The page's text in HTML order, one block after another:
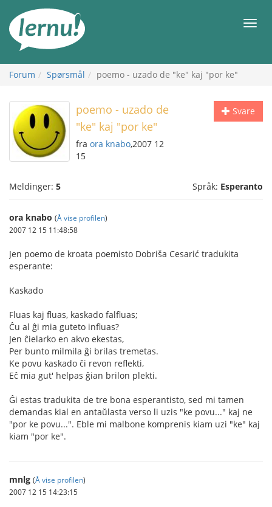
innholdet
Meny
Forum Spørsmål poemo - uzado de "ke" kaj "por ke"
Svare
poemo - uzado de
"ke" kaj "por ke"
fra ora knabo,2007 12
15
Meldinger: 5 Språk: Esperanto
ora knabo (Å vise profilen)
2007 12 15 11:48:58
Jen poemo de kroata poemisto Dobriša Cesarić tradukita
esperante:
Kaskado
Fluas kaj fluas, kaskado falfluas;
Ĉu al ĝi mia guteto influas?
Jen ĉielarko en akvo ekestas,
Per bunto milmila ĝi brilas tremetas.
Ke povu kaskado ĉi revon reflekti,
Eĉ mia gut' helpas ĝian brilon plekti.
Ĝi estas tradukita de tre bona esperantisto, sed mi tamen
demandas kial en antaŭlasta verso li uzis "ke povu..." kaj ne
"por ke povu...". Eble mi malbone komprenis kiam uzi "ke" kaj
kiam "por ke".
mnlg (Å vise profilen)
2007 12 15 14:23:15